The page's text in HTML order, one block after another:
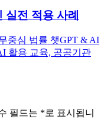
전 적용 사례
중심 법률 챗GPT & AI
활용 교육, 공공기관
필드는 *로 표시됩니